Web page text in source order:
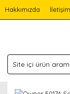
Hakkımızda İletişim